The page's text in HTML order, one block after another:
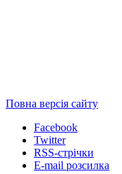
Повна версія сайту
Facebook
Twitter
RSS-стрічки
E-mail розсилка